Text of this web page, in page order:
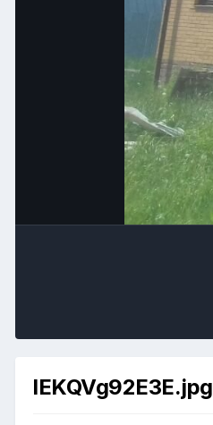
lEKQVg92E3E.jpg